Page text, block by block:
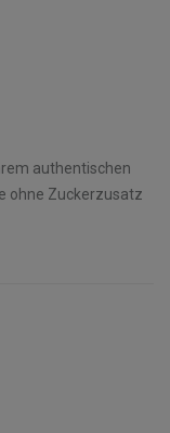
authentischen
ohne Zuckerzusatz